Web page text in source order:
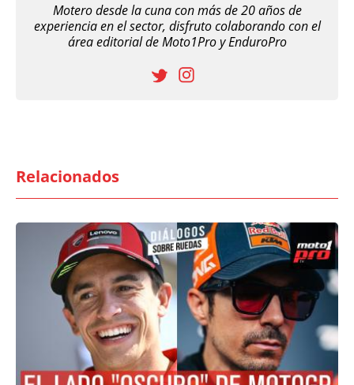
Motero desde la cuna con más de 20 años de
experiencia en el sector, disfruto colaborando con el
área editorial de Moto1Pro y EnduroPro
Relacionados